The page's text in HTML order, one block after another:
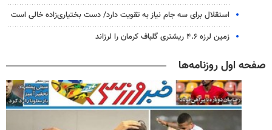
استقلال برای سه جام نیاز به تقویت دارد/ دست بختیاری‌زاده خالی است
زمین لرزه ۴.۶ ریشتری گلباف کرمان را لرزاند
صفحه اول روزنامه‌ها